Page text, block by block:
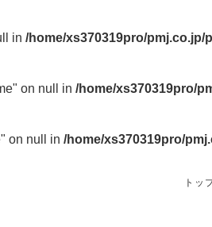
in /home/xs370319pro/
on null in /home/xs370319pro/
on null in /home/xs370319pro/
トッ